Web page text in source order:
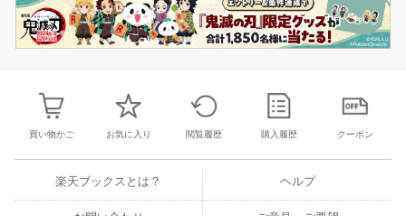
買い物かご お気に入り 閲覧履歴 購入履歴 クーポン
楽天ブックスとは？ ヘルプ